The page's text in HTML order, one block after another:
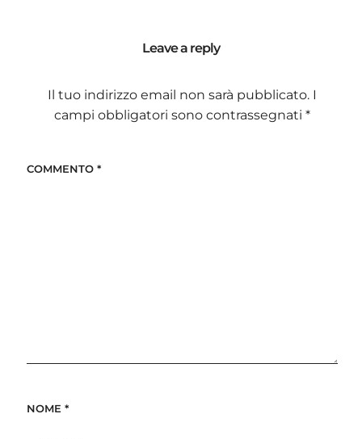
Leave a reply
Il tuo indirizzo email non sarà pubblicato. I
campi obbligatori sono contrassegnati *
COMMENTO *
NOME *